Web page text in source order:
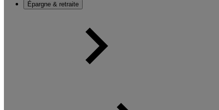
Épargne & retraite